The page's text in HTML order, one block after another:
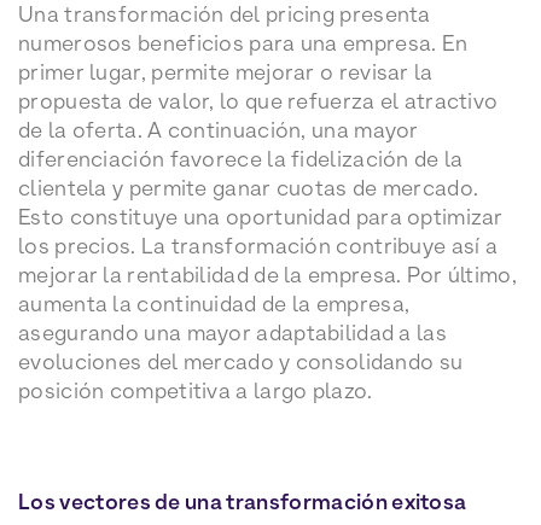
Una transformación del pricing presenta
numerosos beneficios para una empresa. En
primer lugar, permite mejorar o revisar la
propuesta de valor, lo que refuerza el atractivo
de la oferta. A continuación, una mayor
diferenciación favorece la fidelización de la
clientela y permite ganar cuotas de mercado.
Esto constituye una oportunidad para optimizar
los precios. La transformación contribuye así a
mejorar la rentabilidad de la empresa. Por último,
aumenta la continuidad de la empresa,
asegurando una mayor adaptabilidad a las
evoluciones del mercado y consolidando su
posición competitiva a largo plazo.
Los vectores de una transformación exitosa